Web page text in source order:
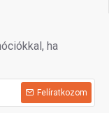
ha
Felíratkozom